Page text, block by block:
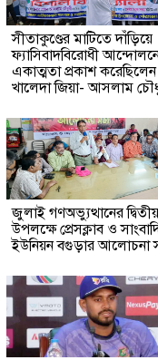
সীতাকুণ্ডের মাটিতে দাঁড়িয়ে
ফ্যাসিবাদবিরোধী
একাত্মতা প্রকাশ করেছিলেন
খালেদা জিয়া- আসলাম
জুলাই গণঅভ্যুত্থানের দ্বিতীয়
উপলক্ষে প্রেসক্লাব ও
ইউনিয়ন বগুড়ার আলোচনা